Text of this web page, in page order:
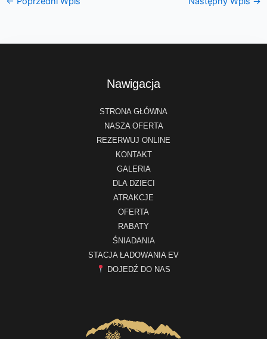
Nawigacja
STRONA GŁÓWNA
NASZA OFERTA
REZERWUJ ONLINE
KONTAKT
GALERIA
DLA DZIECI
ATRAKCJE
OFERTA
RABATY
ŚNIADANIA
STACJA ŁADOWANIA EV
DOJEDŹ DO NAS